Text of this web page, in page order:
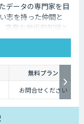
データの専門家を目
志を持った仲間と
度な学術的知識と
あります。
無料プラン
お問合せください